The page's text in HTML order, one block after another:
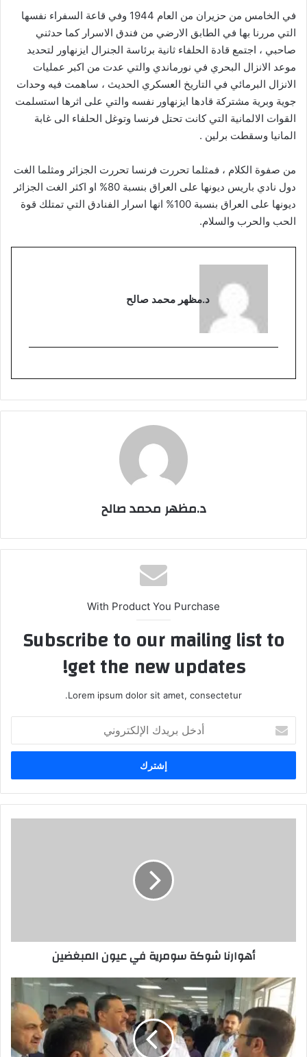
في الخامس من حزيران من العام 1944 وفي قاعة السفراء نفسها
التي مررنا بها في الطابق الارضي من فندق الاسرار كما حدثني
صاحبي ، اجتمع قادة الحلفاء ثانية برئاسة الجنرال ايزنهاور لتحديد
موعد الانزال البحري في نورماندي والتي عدت من اكبر عمليات
الانزال البرمائي في التاريخ العسكري الحديث ، ساهمت فيه وحدات
جوية وبرية مشتركة قادها ايزنهاور نفسه والتي على اثرها استسلمت
القوات الالمانية التي كانت تحتل فرنسا وتوغل الحلفاء الى غابة
المانيا وسقطت برلين .
من صفوة الكلام ، فمثلما تحررت فرنسا تحررت الجزائر ومثلما الغت
دول نادي باريس ديونها على العراق بنسبة 80% او اكثر الغت الجزائر
ديونها على العراق بنسبة 100% انها اسرار الفنادق التي تمتلك قوة
الحب والحرب والسلام.
د.مظهر محمد صالح
د.مظهر محمد صالح
With Product You Purchase
Subscribe to our mailing list to
get the new updates!
Lorem ipsum dolor sit amet, consectetur.
بريدك
الإلكتروني
أهوارنا شوكة سومرية في عيون المبغضين
الوكيل
الفني
لوزير
الصحة
في